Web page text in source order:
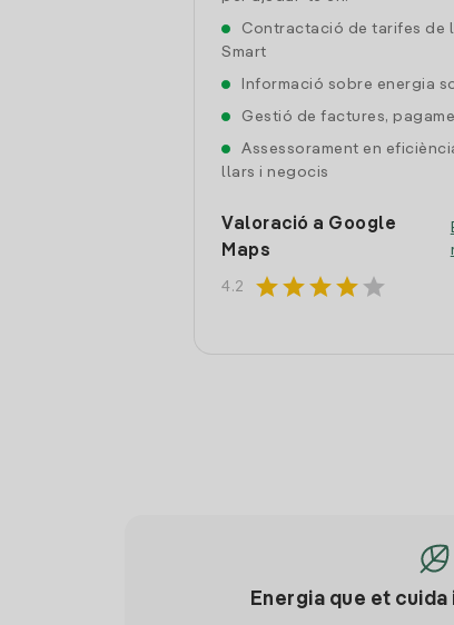
Contractació de tarifes de
Smart
Informació sobre energia
Gestió de factures,
Assessorament en
llars i negocis
Valoració a Google
Maps
4.2 starstarstarstar star
Energia que et